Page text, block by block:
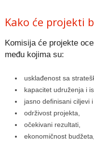
Kako će projekti
Komisija će projekte
među kojima su:
usklađenost sa
kapacitet udruženja i
jasno definisani ciljevi i
održivost projekta,
očekivani rezultati,
ekonomičnost budžeta,